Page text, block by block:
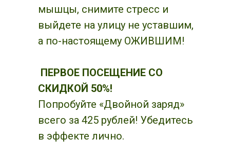
мышцы, снимите стресс и
выйдете на улицу не уставшим,
а по-настоящему ОЖИВШИМ!
ПЕРВОЕ ПОСЕЩЕНИЕ СО
СКИДКОЙ 50%!
Попробуйте «Двойной заряд»
всего за 425 рублей! Убедитесь
в эффекте лично.